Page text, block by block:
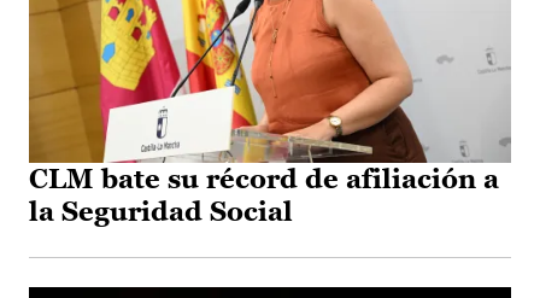
CLM bate su récord de afiliación a
la Seguridad Social